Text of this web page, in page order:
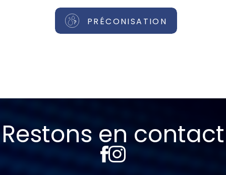
PRÉCONISATION
Restons en contact